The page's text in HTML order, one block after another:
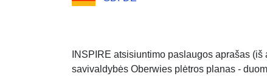
INSPIRE atsisiuntimo paslaugos aprašas
savivaldybės Oberwies plėtros planas -